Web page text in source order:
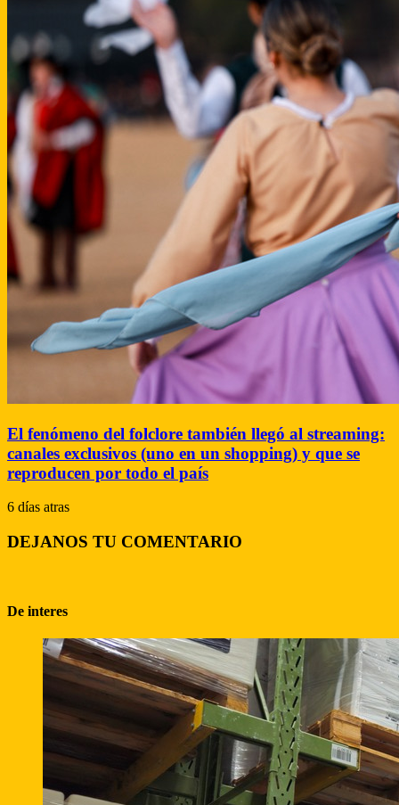
El fenómeno del folclore también llegó al streaming:
canales exclusivos (uno en un shopping) y que se
reproducen por todo el país
6 días atras
DEJANOS TU COMENTARIO
De interes